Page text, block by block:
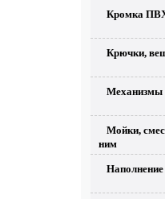
Кромка
Крючки,
Механизмы
Мойки,
ним